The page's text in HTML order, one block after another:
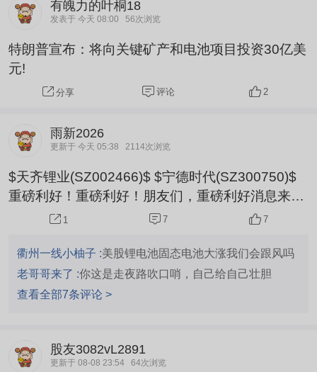
有魄力的叶桐18
发表于 今天 08:00 56次浏览
特朗普宣布：将向关键矿产和电池项目投资30亿美
元!
分享 评论 2
雨新2026
更新于 今天 05:38 2114次浏览
$天齐锂业(SZ002466)$ $宁德时代(SZ300750)$
重磅利好！重磅利好！朋友们，重磅利好消息来
了！ 锂电上游两大绝对龙头是天齐锂业、赣锋锂
升，锂盐企业上半年业绩大幅回暖，是整个锂电产
业链的行情风向标。 只要锂矿龙头启动上涨，宁德
时代作为全球动力电池龙头，也会跟着板块同步跟
1 7 7
衢州一线小柚子 :美股锂电池固态电池大涨我们会跟风吗
老哥哥来了 :你这是走夜路吹口哨，自己给自己壮胆
查看全部7条评论 >
股友3082vL2891
更新于 08-08 23:54 64次浏览